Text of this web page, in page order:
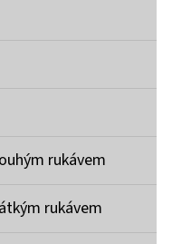
rukávem
rukávem